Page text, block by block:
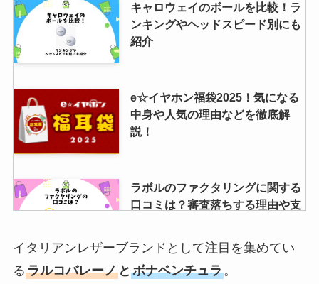
キャロウェイのボールを比較！ラ
ンキングやヘッドスピード別にも
紹介
e☆イヤホン福袋2025！気になる
中身や人気の理由などを徹底解
説！
ラボルのファクタリングに関する
口コミは？審査落ちする理由や支
ボーカルレッスンミュウに有名人
イタリアンレザーブランドとして注目を集めてい
るラルコバレーノと ボナベンチュラ。